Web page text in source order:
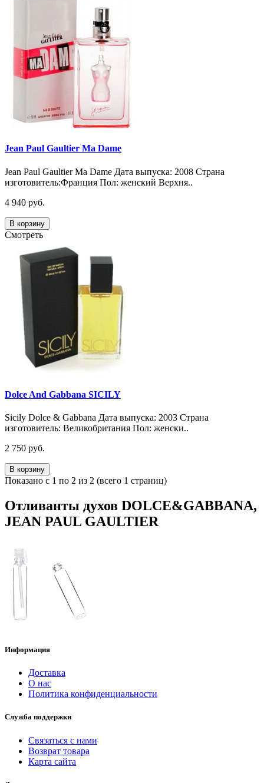
Jean Paul Gaultier Ma Dame
Jean Paul Gaultier Ma Dame Дата выпуска: 2008 Страна
изготовитель:Франция Пол: женский Верхня..
4 940 руб.
В корзину
Смотреть
Dolce And Gabbana SICILY
Sicily Dolce & Gabbana Дата выпуска: 2003 Страна
изготовитель: Великобритания Пол: женски..
2 750 руб.
В корзину
Показано с 1 по 2 из 2 (всего 1 страниц)
Отливанты духов DOLCE&GABBANA,
JEAN PAUL GAULTIER
Информация
Доставка
О нас
Политика конфиденциальности
Служба поддержки
Связаться с нами
Возврат товара
Карта сайта